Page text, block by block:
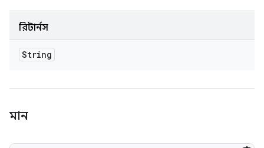
রিটার্নস
String
মান